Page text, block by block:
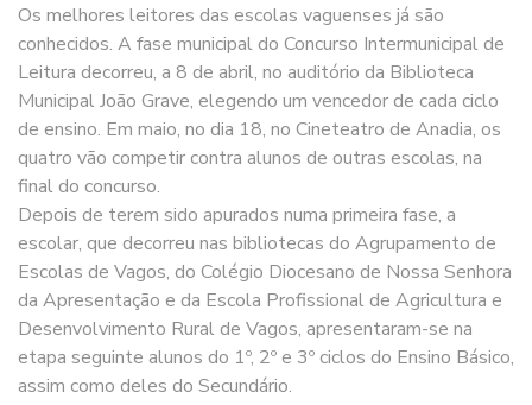
Os melhores leitores das escolas vaguenses já são
conhecidos. A fase municipal do Concurso Intermunicipal de
Leitura decorreu, a 8 de abril, no auditório da Biblioteca
Municipal João Grave, elegendo um vencedor de cada ciclo
de ensino. Em maio, no dia 18, no Cineteatro de Anadia, os
quatro vão competir contra alunos de outras escolas, na
final do concurso.
Depois de terem sido apurados numa primeira fase, a
escolar, que decorreu nas bibliotecas do Agrupamento de
Escolas de Vagos, do Colégio Diocesano de Nossa Senhora
da Apresentação e da Escola Profissional de Agricultura e
Desenvolvimento Rural de Vagos, apresentaram-se na
etapa seguinte alunos do 1º, 2º e 3º ciclos do Ensino Básico,
assim como deles do Secundário.